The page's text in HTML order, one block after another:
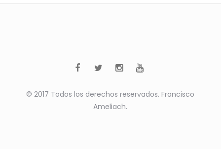
© 2017 Todos los derechos reservados. Francisco
Ameliach.